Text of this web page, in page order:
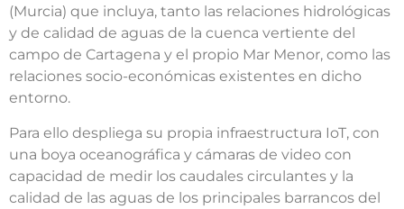
(Murcia) que incluya, tanto las relaciones hidrológicas
y de calidad de aguas de la cuenca vertiente del
campo de Cartagena y el propio Mar Menor, como las
relaciones socio-económicas existentes en dicho
entorno.
Para ello despliega su propia infraestructura IoT, con
una boya oceanográfica y cámaras de video con
capacidad de medir los caudales circulantes y la
calidad de las aguas de los principales barrancos del